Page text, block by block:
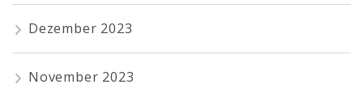
Dezember 2023
November 2023